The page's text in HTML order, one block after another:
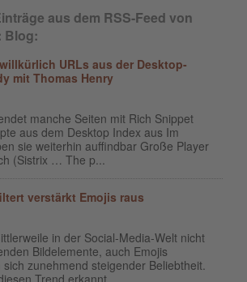
aus dem RSS-Feed von
Blog:
URLs aus der Desktop-
mit Thomas Henry
manche Seiten mit Rich Snippet
aus dem Desktop Index aus Im
sie weiterhin auffindbar Große Player
(Sistrix … The p...
verstärkt Emojis raus
in der Social-Media-Welt nicht
Bildelemente, auch Emojis
zunehmend steigender Beliebtheit.
Trend erkannt ...